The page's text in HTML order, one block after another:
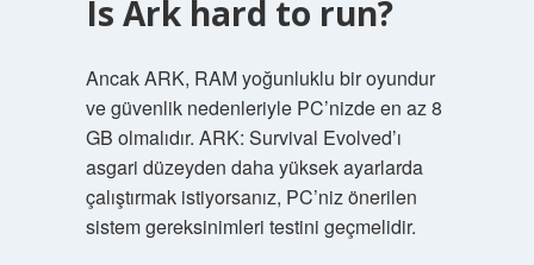
Is Ark hard to run?
Ancak ARK, RAM yoğunluklu bir oyundur
ve güvenlik nedenleriyle PC’nizde en az 8
GB olmalıdır. ARK: Survival Evolved’ı
asgari düzeyden daha yüksek ayarlarda
çalıştırmak istiyorsanız, PC’niz önerilen
sistem gereksinimleri testini geçmelidir.